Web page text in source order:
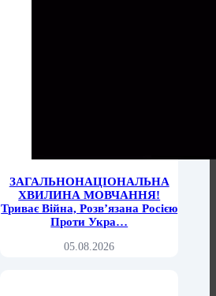
ЗАГАЛЬНОНАЦІОНАЛЬНА
ХВИЛИНА МОВЧАННЯ!
Триває Війна, Розв’язана Росією
Проти Укра…
05.08.2026